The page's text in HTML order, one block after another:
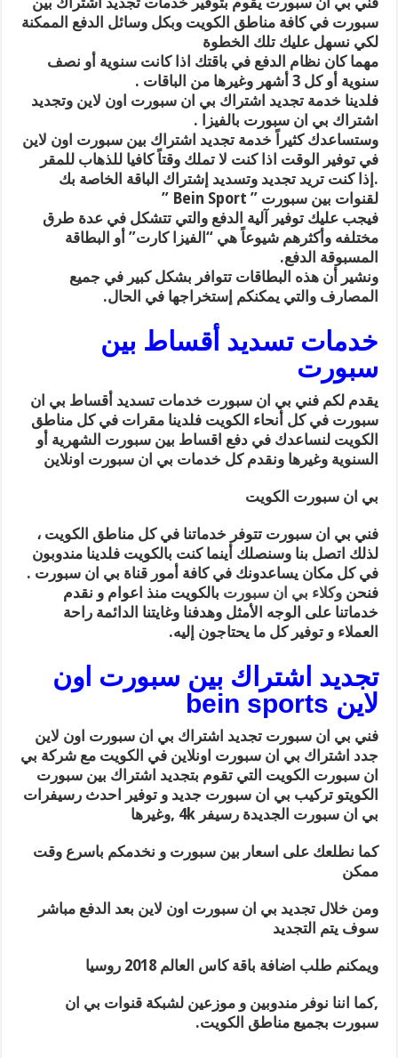
سبورت في كافة مناطق الكويت وبكل وسائل الدفع الممكنة
لكي نسهل عليك تلك الخطوة
مهما كان نظام الدفع في باقتك اذا كانت سنوية أو نصف
سنوية أو كل 3 أشهر وغيرها من الباقات .
فلدينا خدمة تجديد اشتراك بي ان سبورت اون لاين وتجديد
اشتراك بي ان سبورت بالفيزا .
وستساعدك كثيراً خدمة تجديد اشتراك بين سبورت اون لاين
في توفير الوقت اذا كنت لا تملك وقتاً كافيا للذهاب للمقر
.إذا كنت تريد تجديد وتسديد إشتراك الباقة الخاصة بك
لقنوات بين سبورت ” Bein Sport ”
فيجب عليك توفير آلية الدفع والتي تتشكل في عدة طرق
مختلفه وأكثرهم شيوعاً هي “الفيزا كارت” أو البطاقة
المسبوقة الدفع.
ونشير أن هذه البطاقات تتوافر بشكل كبير في جميع
المصارف والتي يمكنكم إستخراجها في الحال.
خدمات تسديد أقساط بين
سبورت
يقدم لكم فني بي ان سبورت خدمات تسديد أقساط بي ان
سبورت في كل أنحاء الكويت فلدينا مقرات في كل مناطق
الكويت لنساعدك في دفع اقساط بين سبورت الشهرية أو
السنوية وغيرها ونقدم كل خدمات بي ان سبورت اونلاين
بي ان سبورت الكويت
فني بي ان سبورت تتوفر خدماتنا في كل مناطق الكويت ،
لذلك اتصل بنا وسنصلك أينما كنت بالكويت فلدينا مندوبون
في كل مكان يساعدونك في كافة أمور قناة بي ان سبورت .
فنحنوكلاء بي ان سبورت بالكويت منذ اعوام و نقدم
خدماتنا على الوجه الأمثل وهدفنا وغايتنا الدائمة راحة
العملاء و توفير كل ما يحتاجون إليه.
تجديد اشتراك بين سبورت اون
لاين bein sports
فني بي ان سبورت تجديد اشتراك بي ان سبورت اون لاين
جدد اشتراك بي ان سبورت اونلاين في الكويت مع شركة بي
ان سبورت الكويت التي تقوم بتجديد اشتراك بين سبورت
الكويتو تركيب بي ان سبورت جديد و توفير احدث رسيفرات
بي ان سبورت الجديدة رسيفر 4k ,وغيرها
كما نطلعك على اسعار بين سبورت و نخدمكم باسرع وقت
ممكن
ومن خلال تجديد بي ان سبورت اون لاين بعد الدفع مباشر
سوف يتم التجديد
ويمكنم طلب اضافة باقة كاس العالم 2018 روسيا
,كما اننا نوفر مندوبين و موزعين لشبكة قنوات بي ان
سبورت بجميع مناطق الكويت.